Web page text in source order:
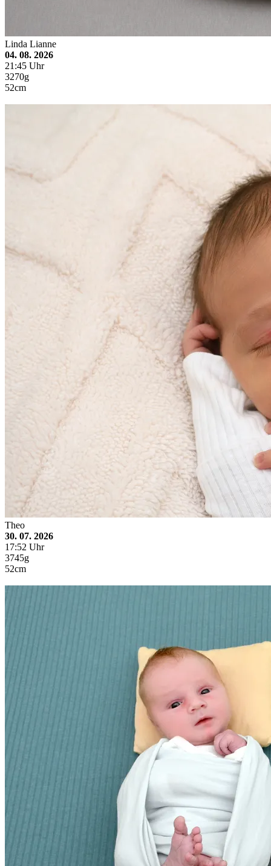
Linda Lianne
04. 08. 2026
21:45 Uhr
3270g
52cm
Theo
30. 07. 2026
17:52 Uhr
3745g
52cm